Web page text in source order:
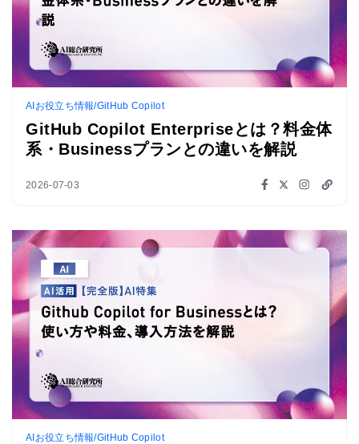
AIお役立ち情報/GitHub Copilot
GitHub Copilot Enterpriseとは？料金体
系・Businessプランとの違いを解説
2026-07-03
AIお役立ち情報/GitHub Copilot